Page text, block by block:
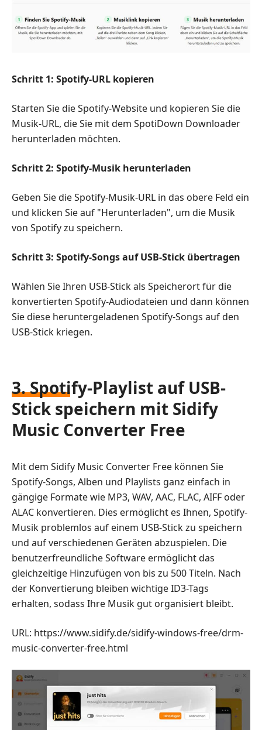
Schritt 1: Spotify-URL kopieren
Starten Sie die Spotify-Website und kopieren Sie die
Musik-URL, die Sie mit dem SpotiDown Downloader
herunterladen möchten.
Schritt 2: Spotify-Musik herunterladen
Geben Sie die Spotify-Musik-URL in das obere Feld ein
und klicken Sie auf "Herunterladen", um die Musik
von Spotify zu speichern.
Schritt 3: Spotify-Songs auf USB-Stick übertragen
Wählen Sie Ihren USB-Stick als Speicherort für die
konvertierten Spotify-Audiodateien und dann können
Sie diese heruntergeladenen Spotify-Songs auf den
USB-Stick kriegen.
3. Spotify-Playlist auf USB-
Stick speichern mit Sidify
Music Converter Free
Mit dem Sidify Music Converter Free können Sie
Spotify-Songs, Alben und Playlists ganz einfach in
gängige Formate wie MP3, WAV, AAC, FLAC, AIFF oder
ALAC konvertieren. Dies ermöglicht es Ihnen, Spotify-
Musik problemlos auf einem USB-Stick zu speichern
und auf verschiedenen Geräten abzuspielen. Die
benutzerfreundliche Software ermöglicht das
gleichzeitige Hinzufügen von bis zu 500 Titeln. Nach
der Konvertierung bleiben wichtige ID3-Tags
erhalten, sodass Ihre Musik gut organisiert bleibt.
URL: https://www.sidify.de/sidify-windows-free/drm-
music-converter-free.html